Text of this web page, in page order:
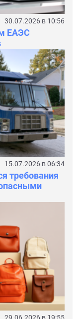
30.07.2026 в 10:56
ЕАЭС
15.07.2026 в 06:34
требования
29.06.2026 в 19:55